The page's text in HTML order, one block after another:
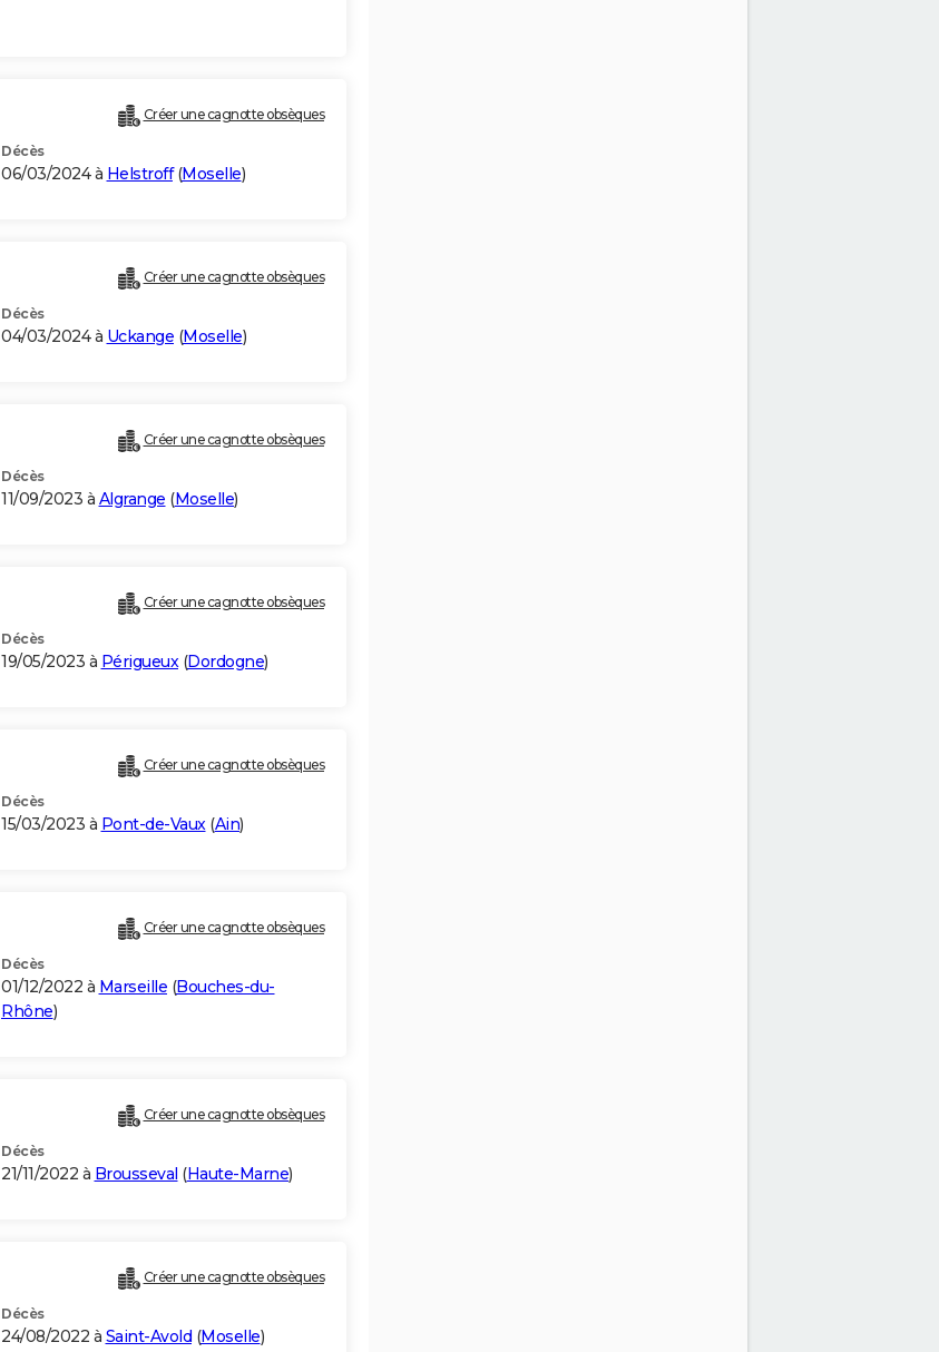
Créer une cagnotte obsèques
Décès
06/03/2024 à Helstroff(Moselle)
Créer une cagnotte obsèques
Décès
04/03/2024 à Uckange (Moselle)
Créer une cagnotte obsèques
Décès
11/09/2023 à Algrange (Moselle)
Créer une cagnotte obsèques
Décès
19/05/2023 à Périgueux(Dordogne)
Créer une cagnotte obsèques
Décès
15/03/2023 à Pont-de-Vaux(Ain)
Créer une cagnotte obsèques
Décès
01/12/2022 à Marseille (Bouches-du-
Rhône)
Créer une cagnotte obsèques
Décès
21/11/2022 à Brousseval (Haute-Marne)
Créer une cagnotte obsèques
Décès
24/08/2022 à Saint-Avold (Moselle)